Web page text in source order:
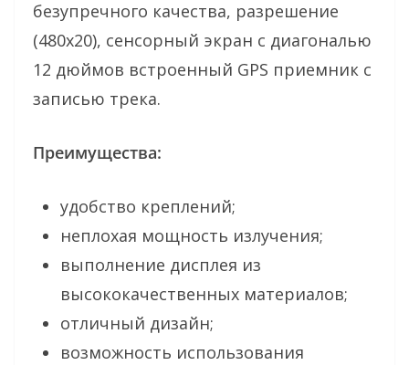
безупречного качества, разрешение
(480х20), сенсорный экран с диагональю
12 дюймов встроенный GPS приемник с
записью трека.
Преимущества:
удобство креплений;
неплохая мощность излучения;
выполнение дисплея из
высококачественных материалов;
отличный дизайн;
возможность использования